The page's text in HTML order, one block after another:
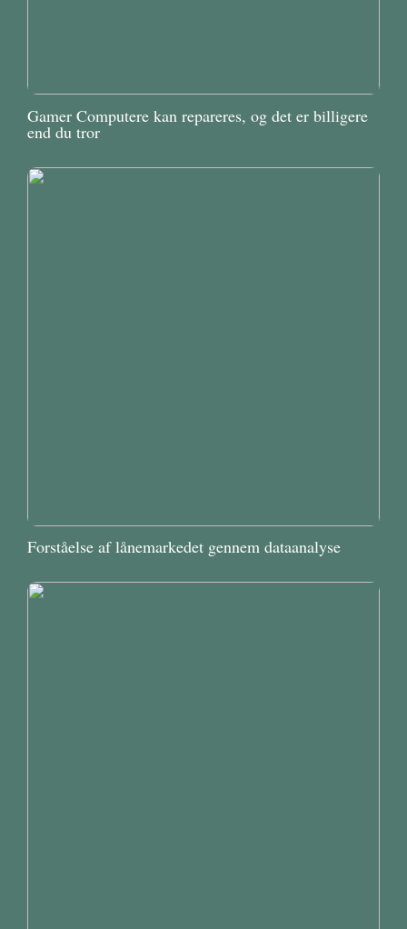
Gamer Computere kan repareres, og det er billigere
end du tror
Forståelse af lånemarkedet gennem dataanalyse